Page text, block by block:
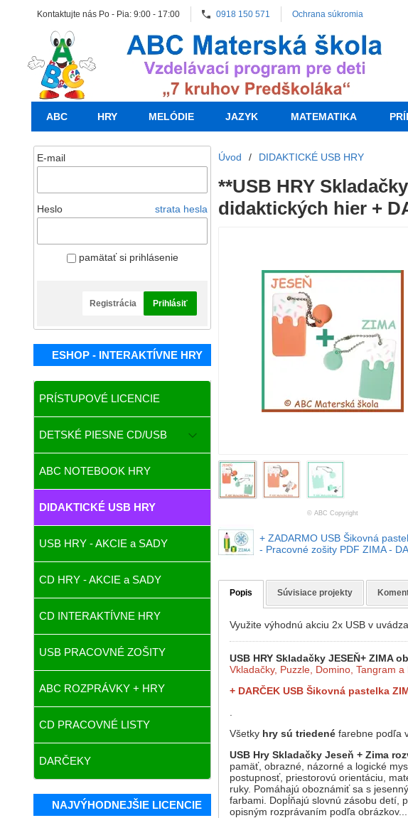
Kontaktujte nás Po - Pia: 9:00 - 17:00 0918 150 571 Ochrana súkromia
ABC HRY MELÓDIE JAZYK MATEMATIKA
E-mail
Heslo strata hesla
pamätať si prihlásenie
Registrácia Prihlásiť
ESHOP - INTERAKTÍVNE HRY
PRÍSTUPOVÉ LICENCIE
DETSKÉ PIESNE CD/USB
ABC NOTEBOOK HRY
DIDAKTICKÉ USB HRY
USB HRY - AKCIE a SADY
CD HRY - AKCIE a SADY
CD INTERAKTÍVNE HRY
USB PRACOVNÉ ZOŠITY
ABC ROZPRÁVKY + HRY
CD PRACOVNÉ LISTY
DARČEKY
NAJVÝHODNEJŠIE LICENCIE
Úvod / DIDAKTICKÉ USB HRY
**USB HRY
didaktických hier +
© ABC Copyright
+ ZADARMO USB Šikovná
- Pracovné zošity PDF ZIMA -
Popis Súvisiace projekty
Využite výhodnú akciu 2x USB v
USB HRY Skladačky JESEŇ+ ZIMA
Vkladačky, Puzzle, Domino, Tangram a
+ DARČEK USB Šikovná pastelka
Všetky hry sú triedené farebne podľa
USB Hry Skladačky Jeseň + Zima
pamäť, obrazné, názorné a logické
postupnosť, priestorovú orientáciu,
ruky. Pomáhajú oboznámiť sa s
farbami. Dopĺňajú slovnú zásobu detí,
opisným rozprávaním podľa obrázkov...